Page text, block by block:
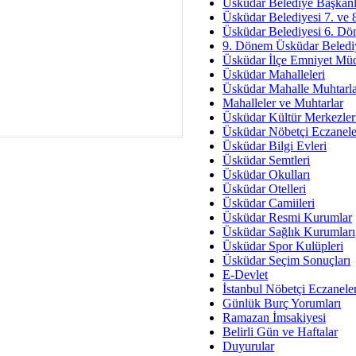
İmar Sorunlarının Genel
Arakan
Bayramın
Ruhsal
Üsküdar
Üsküdar Belediye
Üsküdar Belediyesi 7. ve
Üsküdar Belediyesi 6.
9. Dönem Üsküdar
Üsküdar İlçe Emniyet
Üsküdar Mahalleleri
Üsküdar Mahalle
Mahalleler ve Muhtarlar
Üsküdar Kültür
Üsküdar Nöbetçi
Üsküdar Bilgi Evleri
Üsküdar Semtleri
Üsküdar Okulları
Üsküdar Otelleri
Üsküdar Camiileri
Üsküdar Resmi Kurumlar
Üsküdar Sağlık Kurumları
Üsküdar Spor Kulüpleri
Üsküdar Seçim Sonuçları
E-Devlet
İstanbul Nöbetçi
Günlük Burç Yorumları
Ramazan İmsakiyesi
Belirli Gün ve Haftalar
Duyurular